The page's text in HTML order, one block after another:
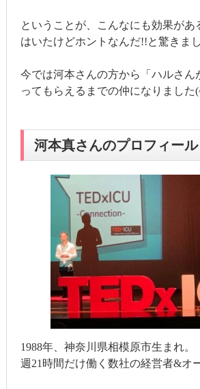
ということが、こんなにも効果があ
はいたけどホントなんだ!!と驚きまし
今では河本さんの方から「ハルさん
ってもらえるまでの仲になりました
河本真さんのプロフィール
1988年、神奈川県相模原市生まれ。
週21時間だけ働く数社の経営者&オ